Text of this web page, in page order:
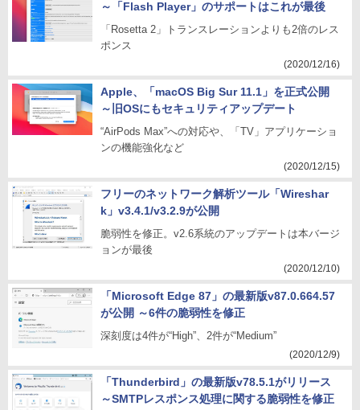
～「Flash Player」のサポートはこれが最後
「Rosetta 2」トランスレーションよりも2倍のレス
ポンス
(2020/12/16)
Apple、「macOS Big Sur 11.1」を正式公開
～旧OSにもセキュリティアップデート
“AirPods Max”への対応や、「TV」アプリケーショ
ンの機能強化など
(2020/12/15)
フリーのネットワーク解析ツール「Wireshar
k」v3.4.1/v3.2.9が公開
脆弱性を修正。v2.6系統のアップデートは本バージ
ョンが最後
(2020/12/10)
「Microsoft Edge 87」の最新版v87.0.664.57
が公開 ～6件の脆弱性を修正
深刻度は4件が“High”、2件が“Medium”
(2020/12/9)
「Thunderbird」の最新版v78.5.1がリリース
～SMTPレスポンス処理に関する脆弱性を修正